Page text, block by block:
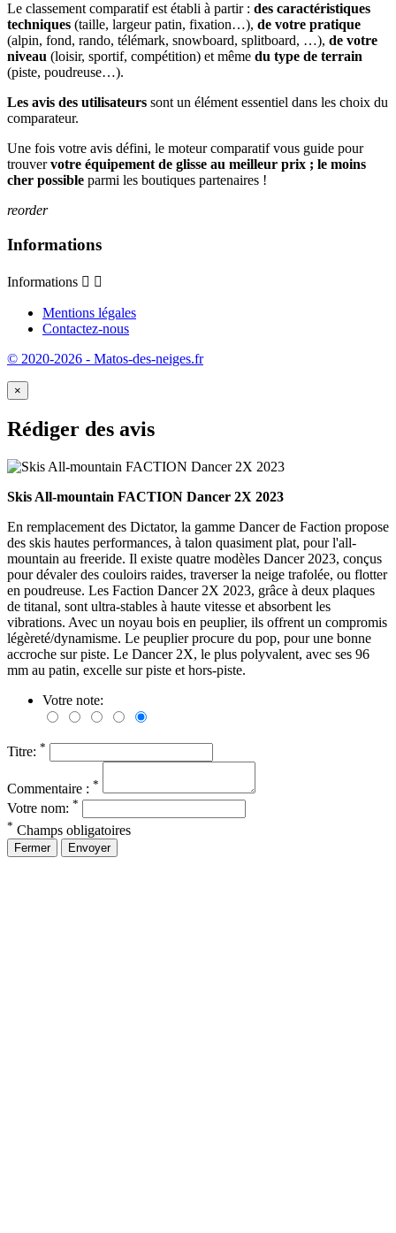
Le classement comparatif est établi à partir : des caractéristiques
techniques (taille, largeur patin, fixation…), de votre pratique
(alpin, fond, rando, télémark, snowboard, splitboard, …), de votre
niveau (loisir, sportif, compétition) et même du type de terrain
(piste, poudreuse…).
Les avis des utilisateurs sont un élément essentiel dans les choix du
comparateur.
Une fois votre avis défini, le moteur comparatif vous guide pour
trouvervotre équipement de glisse au meilleur prix ; le moins
cher possible parmi les boutiques partenaires !
reorder
Informations
Informations  
Mentions légales
Contactez-nous
© 2020-2026 - Matos-des-neiges.fr
×
Rédiger des avis
Skis All-mountain FACTION Dancer 2X 2023
En remplacement des Dictator, la gamme Dancer de Faction propose
des skis hautes performances, à talon quasiment plat, pour l'all-
mountain au freeride. Il existe quatre modèles Dancer 2023, conçus
pour dévaler des couloirs raides, traverser la neige trafolée, ou flotter
en poudreuse. Les Faction Dancer 2X 2023, grâce à deux plaques
de titanal, sont ultra-stables à haute vitesse et absorbent les
vibrations. Avec un noyau bois en peuplier, ils offrent un compromis
légèreté/dynamisme. Le peuplier procure du pop, pour une bonne
accroche sur piste. Le Dancer 2X, le plus polyvalent, avec ses 96
mm au patin, excelle sur piste et hors-piste.
Votre note:
Titre: *
Commentaire : *
Votre nom: *
* Champs obligatoires
Fermer Envoyer